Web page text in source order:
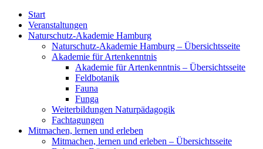
Start
Veranstaltungen
Naturschutz-Akademie Hamburg
Naturschutz-Akademie Hamburg – Übersichtsseite
Akademie für Artenkenntnis
Akademie für Artenkenntnis – Übersichtsseite
Feldbotanik
Fauna
Funga
Weiterbildungen Naturpädagogik
Fachtagungen
Mitmachen, lernen und erleben
Mitmachen, lernen und erleben – Übersichtsseite